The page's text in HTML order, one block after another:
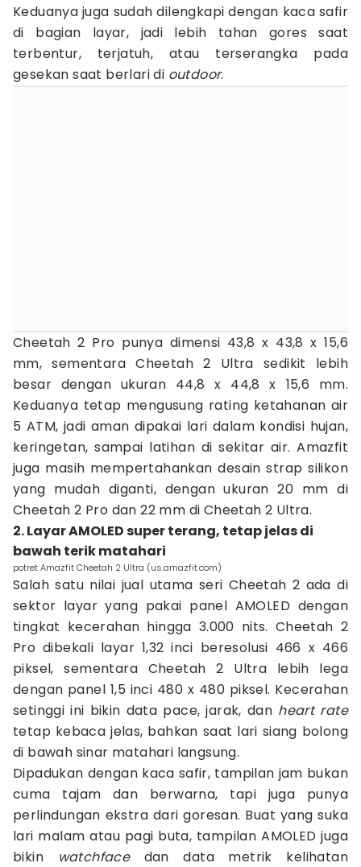
Keduanya juga sudah dilengkapi dengan kaca safir
di bagian layar, jadi lebih tahan gores saat
terbentur, terjatuh, atau terserangka pada
gesekan saat berlari di outdoor.
Cheetah 2 Pro punya dimensi 43,8 x 43,8 x 15,6
mm, sementara Cheetah 2 Ultra sedikit lebih
besar dengan ukuran 44,8 x 44,8 x 15,6 mm.
Keduanya tetap mengusung rating ketahanan air
5 ATM, jadi aman dipakai lari dalam kondisi hujan,
keringetan, sampai latihan di sekitar air. Amazfit
juga masih mempertahankan desain strap silikon
yang mudah diganti, dengan ukuran 20 mm di
Cheetah 2 Pro dan 22 mm di Cheetah 2 Ultra.
2. Layar AMOLED super terang, tetap jelas di
bawah terik matahari
potret Amazfit Cheetah 2 Ultra (us.amazfit.com)
Salah satu nilai jual utama seri Cheetah 2 ada di
sektor layar yang pakai panel AMOLED dengan
tingkat kecerahan hingga 3.000 nits. Cheetah 2
Pro dibekali layar 1,32 inci beresolusi 466 x 466
piksel, sementara Cheetah 2 Ultra lebih lega
dengan panel 1,5 inci 480 x 480 piksel. Kecerahan
setinggi ini bikin data pace, jarak, dan heart rate
tetap kebaca jelas, bahkan saat lari siang bolong
di bawah sinar matahari langsung.
Dipadukan dengan kaca safir, tampilan jam bukan
cuma tajam dan berwarna, tapi juga punya
perlindungan ekstra dari goresan. Buat yang suka
lari malam atau pagi buta, tampilan AMOLED juga
bikin
watchfacedan data metrik kelihatan